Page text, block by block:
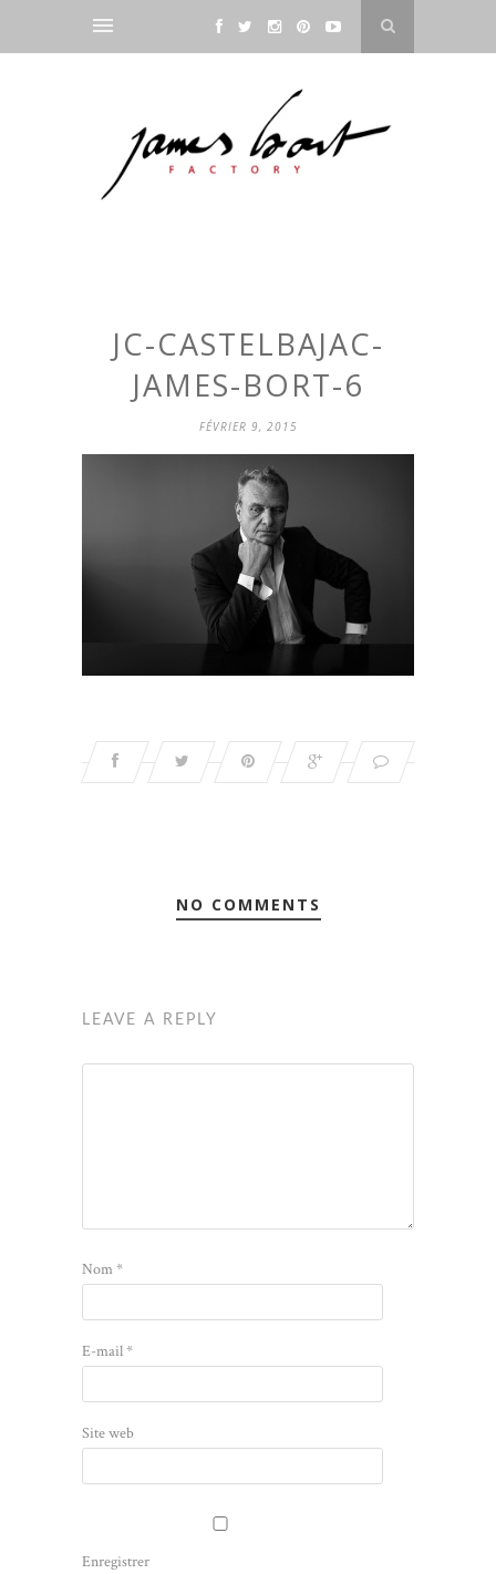
JC-CASTELBAJAC-
JAMES-BORT-6
FÉVRIER 9, 2015
NO COMMENTS
LEAVE A REPLY
Nom*
E-mail*
Site web
Enregistrer